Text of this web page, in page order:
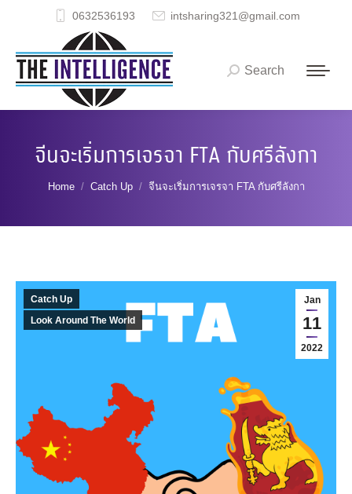
0632536193 intsharing321@gmail.com
Search:
Search
จีนจะเริ่มการเจรจา FTA กับศรีลังกา
You are here:
Home Catch Up จีนจะเริ่มการเจรจา FTA กับศรีลังกา
Jan
11
2022
Catch Up
Look Around The World